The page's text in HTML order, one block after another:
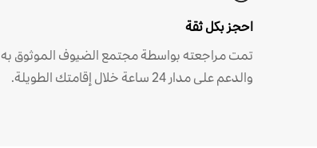
احجز بكل ثقة
تمت مراجعته بواسطة مجتمع الضيوف الموثوق به
والدعم على مدار 24 ساعة خلال إقامتك الطويلة.